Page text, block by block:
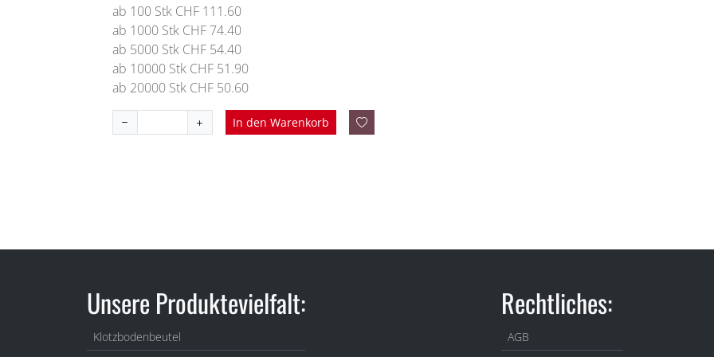
ab 100 Stk CHF 111.60
ab 1000 Stk CHF 74.40
ab 5000 Stk CHF 54.40
ab 10000 Stk CHF 51.90
ab 20000 Stk CHF 50.60
In den Warenkorb
Unsere Produktevielfalt:
Klotzbodenbeutel
Rechtliches:
AGB